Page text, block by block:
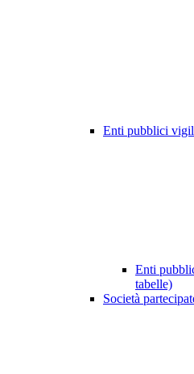
Enti pubblici
Enti
tabelle)
Società